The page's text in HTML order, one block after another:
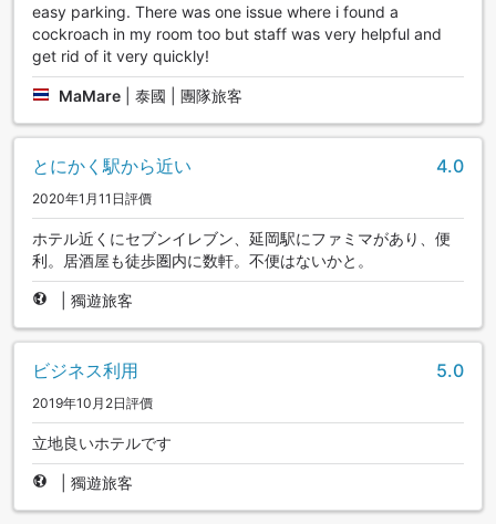
easy parking. There was one issue where i found a
cockroach in my room too but staff was very helpful and
get rid of it very quickly!
MaMare 泰國 | 團隊旅客
とにかく駅から近い 4.0
2020年1月11日評價
ホテル近くにセブンイレブン、延岡駅にファミマがあり、便
利。居酒屋も徒歩圏内に数軒。不便はないかと。
獨遊旅客
ビジネス利用 5.0
2019年10月2日評價
立地良いホテルです
獨遊旅客